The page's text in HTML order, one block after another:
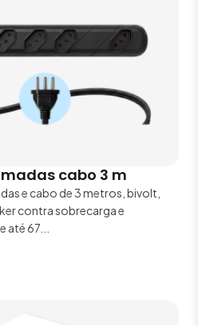
cabo 3 m
e cabo de 3 metros, bivolt,
contra sobrecarga e
67...